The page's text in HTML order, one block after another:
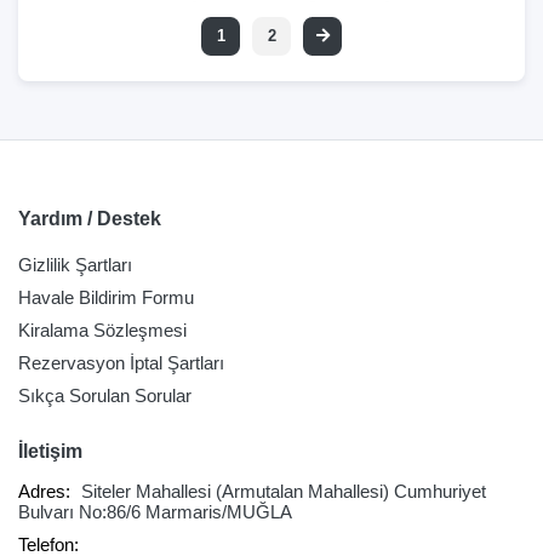
1 2
Yardım / Destek
Gizlilik Şartları
Havale Bildirim Formu
Kiralama Sözleşmesi
Rezervasyon İptal Şartları
Sıkça Sorulan Sorular
İletişim
Adres:
Siteler Mahallesi (Armutalan Mahallesi) Cumhuriyet
Bulvarı No:86/6 Marmaris/MUĞLA
Telefon: